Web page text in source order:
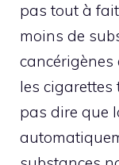
pas tout à fait
moins de
les cigarettes
pas dire que